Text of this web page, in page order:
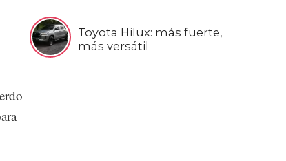
Toyota Hilux: más fuerte,
más versátil